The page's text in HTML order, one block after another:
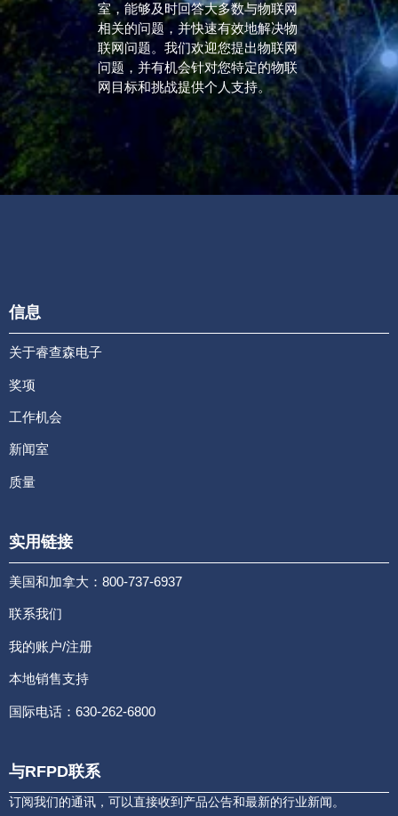
室，能够及时回答大多数与物联网
相关的问题，并快速有效地解决物
联网问题。我们欢迎您提出物联网
问题，并有机会针对您特定的物联
网目标和挑战提供个人支持。
信息
关于睿查森电子
奖项
工作机会
新闻室
质量
实用链接
美国和加拿大：800-737-6937
联系我们
我的账户/注册
本地销售支持
国际电话：630-262-6800
与RFPD联系
订阅我们的通讯，可以直接收到产品公告和最新的行业新闻。